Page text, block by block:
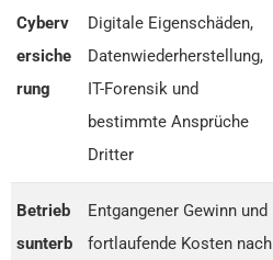
Cyberv
ersiche
rung
Digitale Eigenschäden,
Datenwiederherstellung,
IT-Forensik und
bestimmte Ansprüche
Dritter
Betrieb
sunterb
Entgangener Gewinn und
fortlaufende Kosten nach